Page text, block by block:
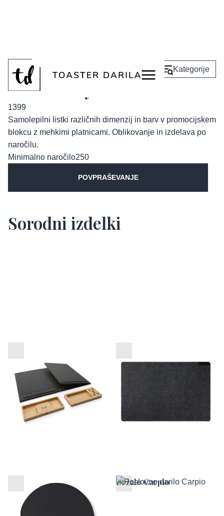
Nazaj Kategorije
Listki Fifty Bits
1399
Samolepilni listki različnih dimenzij in barv v promocijskem
blokcu z mehkimi platnicami. Oblikovanje in izdelava po
naročilu.
Minimalno naročilo250
POVPRAŠEVANJE
Sorodni izdelki
pisalne mize Impact
VINGA
Ergonomska podloga za
miško
Držalo Carpio